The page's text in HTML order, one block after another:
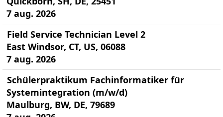
7 aug. 2026
Field Service Technician Level 2
East Windsor, CT, US, 06088
7 aug. 2026
Schülerpraktikum Fachinformatiker für
Systemintegration (m/w/d)
Maulburg, BW, DE, 79689